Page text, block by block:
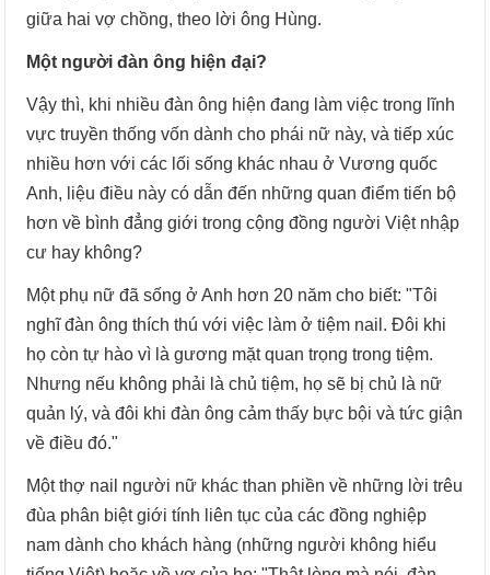
giữa hai vợ chồng, theo lời ông Hùng.
Một người đàn ông hiện đại?
Vậy thì, khi nhiều đàn ông hiện đang làm việc trong lĩnh
vực truyền thống vốn dành cho phái nữ này, và tiếp xúc
nhiều hơn với các lối sống khác nhau ở Vương quốc
Anh, liệu điều này có dẫn đến những quan điểm tiến bộ
hơn về bình đẳng giới trong cộng đồng người Việt nhập
cư hay không?
Một phụ nữ đã sống ở Anh hơn 20 năm cho biết: "Tôi
nghĩ đàn ông thích thú với việc làm ở tiệm nail. Đôi khi
họ còn tự hào vì là gương mặt quan trọng trong tiệm.
Nhưng nếu không phải là chủ tiệm, họ sẽ bị chủ là nữ
quản lý, và đôi khi đàn ông cảm thấy bực bội và tức giận
về điều đó."
Một thợ nail người nữ khác than phiền về những lời trêu
đùa phân biệt giới tính liên tục của các đồng nghiệp
nam dành cho khách hàng (những người không hiểu